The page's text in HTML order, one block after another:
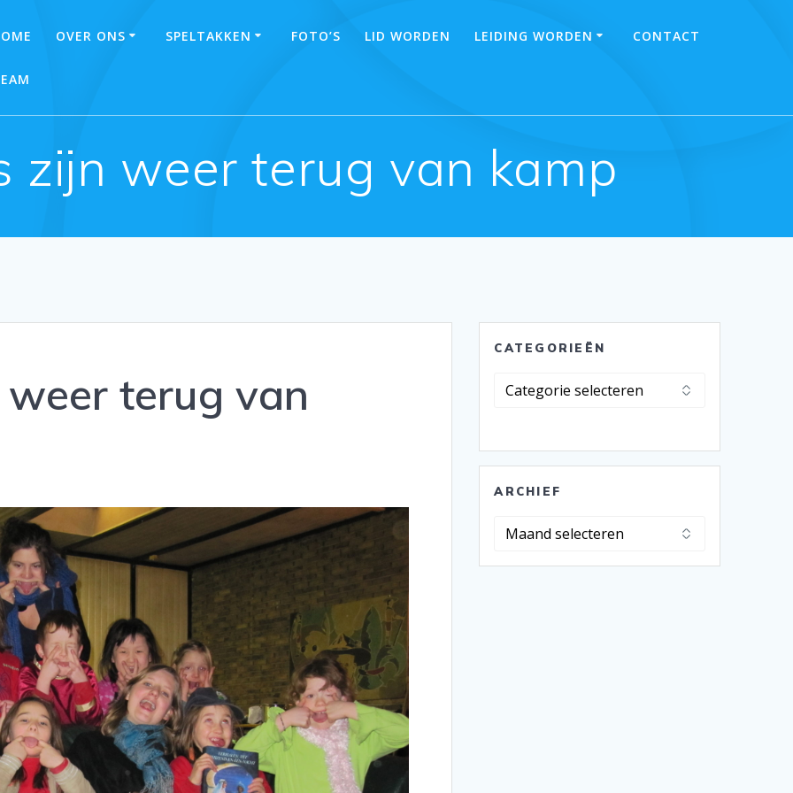
OVER ONS SPELTAKKEN FOTO’S LID WORDEN LEIDING WORDEN CONTACT
zijn weer terug van kamp
terug van
CATEGORIEËN
Categorieën
ARCHIEF
Archief